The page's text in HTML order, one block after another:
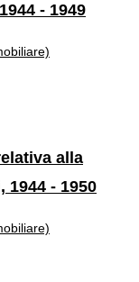
- 1949
alla
1944 - 1950